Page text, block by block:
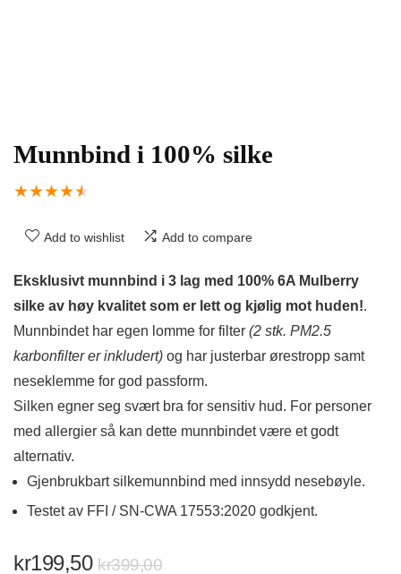
Munnbind i 100% silke
★★★★★
Add to wishlist Add to compare
Eksklusivt munnbind i 3 lag med 100% 6A Mulberry
silke av høy kvalitet som er lett og kjølig mot huden!.
Munnbindet har egen lomme for filter (2 stk. PM2.5
karbonfilter er inkludert) og har justerbar ørestropp samt
neseklemme for god passform.
Silken egner seg svært bra for sensitiv hud. For personer
med allergier så kan dette munnbindet være et godt
alternativ.
Gjenbrukbart silkemunnbind med innsydd nesebøyle.
Testet av FFI / SN-CWA 17553:2020 godkjent.
kr399,00Opprinnelig
kr199,50
Nåværende